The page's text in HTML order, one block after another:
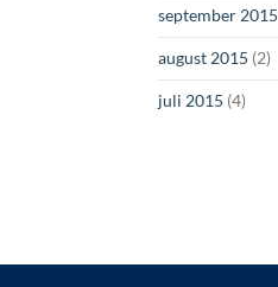
september 2015
august 2015 (2)
juli 2015 (4)